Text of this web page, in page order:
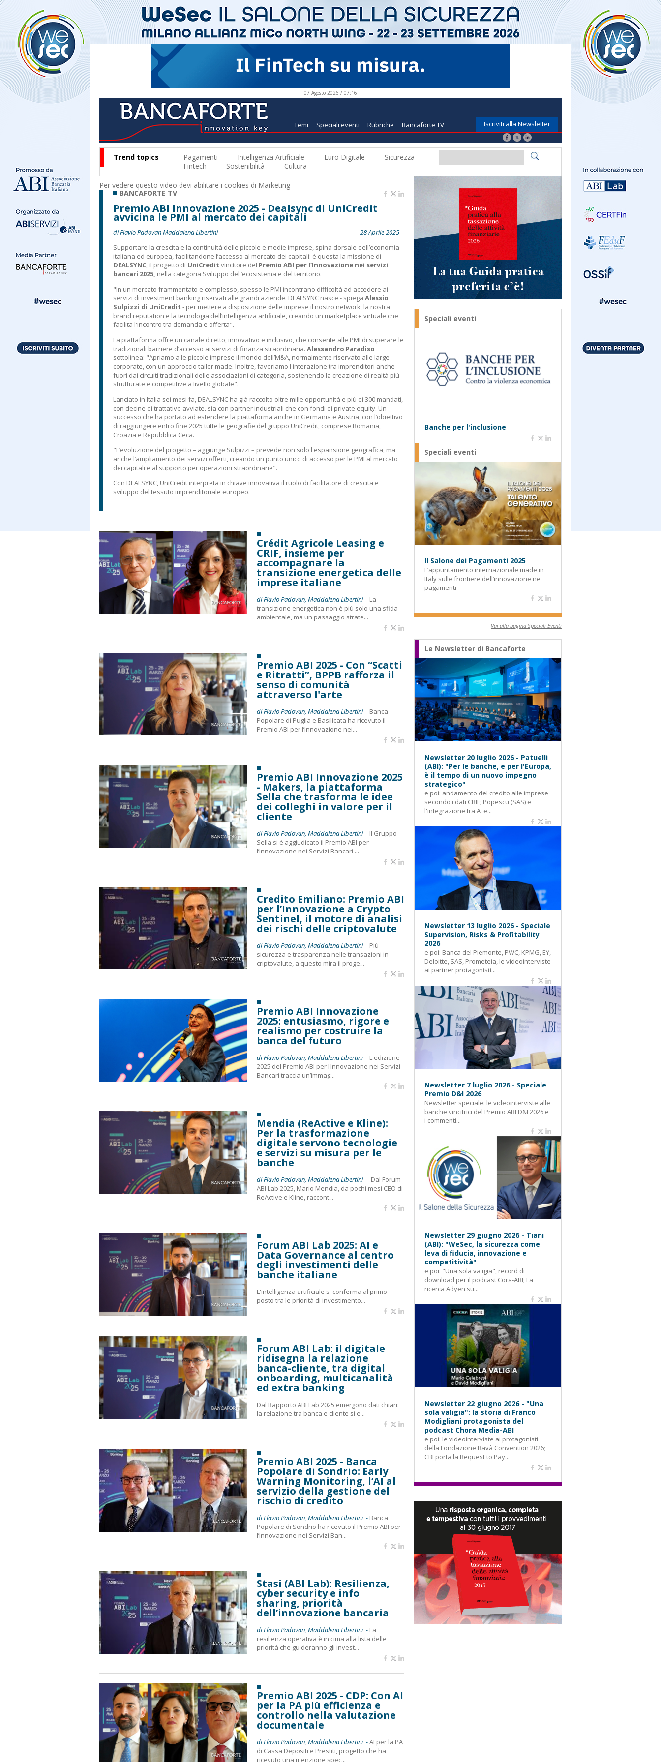
07 Agosto 2026 / 07:16
Temi Speciali eventi Rubriche Bancaforte TV Iscriviti alla Newsletter
Trend topics Pagamenti Intelligenza Artificiale Euro Digitale
Sicurezza
Fintech
Sostenibilità Cultura
Per vedere questo video devi abilitare i cookies di Marketing
BANCAFORTE TV
Premio ABI Innovazione 2025 - Dealsync di UniCredit
avvicina le PMI al mercato dei capitali
di Flavio Padovan Maddalena Libertini
28 Aprile 2025
Supportare la crescita e la continuità delle piccole e medie imprese, spina dorsale dell’economia
italiana ed europea, facilitandone l’accesso al mercato dei capitali: è questa la missione di
DEALSYNC, il progetto di UniCredit vincitore del Premio ABI per l’Innovazione nei servizi
bancari 2025, nella categoria Sviluppo dell’ecosistema e del territorio.
"In un mercato frammentato e complesso, spesso le PMI incontrano difficoltà ad accedere ai
servizi di investment banking riservati alle grandi aziende. DEALSYNC nasce - spiega Alessio
Sulpizzi di UniCredit - per mettere a disposizione delle imprese il nostro network, la nostra
brand reputation e la tecnologia dell’intelligenza artificiale, creando un marketplace virtuale che
facilita l'incontro tra domanda e offerta".
La piattaforma offre un canale diretto, innovativo e inclusivo, che consente alle PMI di superare le
tradizionali barriere d’accesso ai servizi di finanza straordinaria. Alessandro Paradiso
sottolinea: "Apriamo alle piccole imprese il mondo dell’M&A, normalmente riservato alle large
corporate, con un approccio tailor made. Inoltre, favoriamo l'interazione tra imprenditori anche
fuori dai circuiti tradizionali delle associazioni di categoria, sostenendo la creazione di realtà più
strutturate e competitive a livello globale".
Lanciato in Italia sei mesi fa, DEALSYNC ha già raccolto oltre mille opportunità e più di 300 mandati,
con decine di trattative avviate, sia con partner industriali che con fondi di private equity. Un
successo che ha portato ad estendere la piattaforma anche in Germania e Austria, con l’obiettivo
di raggiungere entro fine 2025 tutte le geografie del gruppo UniCredit, comprese Romania,
Croazia e Repubblica Ceca.
"L’evoluzione del progetto – aggiunge Sulpizzi – prevede non solo l'espansione geografica, ma
anche l’ampliamento dei servizi offerti, creando un punto unico di accesso per le PMI al mercato
dei capitali e al supporto per operazioni straordinarie".
Con DEALSYNC, UniCredit interpreta in chiave innovativa il ruolo di facilitatore di crescita e
sviluppo del tessuto imprenditoriale europeo.
Crédit Agricole Leasing e
CRIF, insieme per
accompagnare la
transizione energetica delle
imprese italiane
di Flavio Padovan, Maddalena Libertini - La
transizione energetica non è più solo una sfida
ambientale, ma un passaggio strate...
Premio ABI 2025 - Con “Scatti
e Ritratti”, BPPB rafforza il
senso di comunità
attraverso l'arte
di Flavio Padovan, Maddalena Libertini - Banca
Popolare di Puglia e Basilicata ha ricevuto il
Premio ABI per l’Innovazione nei...
Premio ABI Innovazione 2025
- Makers, la piattaforma
Sella che trasforma le idee
dei colleghi in valore per il
cliente
di Flavio Padovan, Maddalena Libertini - Il Gruppo
Sella si è aggiudicato il Premio ABI per
l’Innovazione nei Servizi Bancari ...
Credito Emiliano: Premio ABI
per l’Innovazione a Crypto
Sentinel, il motore di analisi
dei rischi delle criptovalute
di Flavio Padovan, Maddalena Libertini - Più
sicurezza e trasparenza nelle transazioni in
criptovalute, a questo mira il proge...
Premio ABI Innovazione
2025: entusiasmo, rigore e
realismo per costruire la
banca del futuro
di Flavio Padovan, Maddalena Libertini - L'edizione
2025 del Premio ABI per l’Innovazione nei Servizi
Bancari traccia un’immag...
Mendia (ReActive e Kline):
Per la trasformazione
digitale servono tecnologie
e servizi su misura per le
banche
di Flavio Padovan, Maddalena Libertini - Dal Forum
ABI Lab 2025, Mario Mendia, da pochi mesi CEO di
ReActive e Kline, raccont...
Forum ABI Lab 2025: AI e
Data Governance al centro
degli investimenti delle
banche italiane
L'intelligenza artificiale si conferma al primo
posto tra le priorità di investimento...
Forum ABI Lab: il digitale
ridisegna la relazione
banca-cliente, tra digital
onboarding, multicanalità
ed extra banking
Dal Rapporto ABI Lab 2025 emergono dati chiari:
la relazione tra banca e cliente si e...
Premio ABI 2025 - Banca
Popolare di Sondrio: Early
Warning Monitoring, l’AI al
servizio della gestione del
rischio di credito
di Flavio Padovan, Maddalena Libertini - Banca
Popolare di Sondrio ha ricevuto il Premio ABI per
l’Innovazione nei Servizi Ban...
Stasi (ABI Lab): Resilienza,
cyber security e info
sharing, priorità
dell’innovazione bancaria
di Flavio Padovan, Maddalena Libertini - La
resilienza operativa è in cima alla lista delle
priorità che guideranno gli invest...
Premio ABI 2025 - CDP: Con AI
per la PA più efficienza e
controllo nella valutazione
documentale
di Flavio Padovan, Maddalena Libertini -AI per la PA
di Cassa Depositi e Prestiti, progetto che ha
ricevuto una menzione spec...
Speciali eventi
Banche per l'inclusione
Speciali eventi
Il Salone dei Pagamenti 2025
L’appuntamento internazionale made in
Italy sulle frontiere dell’innovazione nei
pagamenti
Vai alla pagina Speciali Eventi
Le Newsletter di Bancaforte
Newsletter 20 luglio 2026 - Patuelli
(ABI): "Per le banche, e per l'Europa,
è il tempo di un nuovo impegno
strategico"
e poi: andamento del credito alle imprese
secondo i dati CRIF; Popescu (SAS) e
l'integrazione tra AI e...
Newsletter 13 luglio 2026 - Speciale
Supervision, Risks & Profitability
2026
e poi: Banca del Piemonte, PWC, KPMG, EY,
Deloitte, SAS, Prometeia, le videointerviste
ai partner protagonisti...
Newsletter 7 luglio 2026 - Speciale
Premio D&I 2026
Newsletter speciale: le videointerviste alle
banche vincitrici del Premio ABI D&I 2026 e
i commenti...
Newsletter 29 giugno 2026 - Tiani
(ABI): "WeSec, la sicurezza come
leva di fiducia, innovazione e
competitività"
e poi: "Una sola valigia", record di
download per il podcast Cora-ABI; La
ricerca Adyen su...
Newsletter 22 giugno 2026 - "Una
sola valigia": la storia di Franco
Modigliani protagonista del
podcast Chora Media-ABI
e poi: le videointerviste ai protagonisti
della Fondazione Ravà Convention 2026;
CBI porta la Request to Pay...